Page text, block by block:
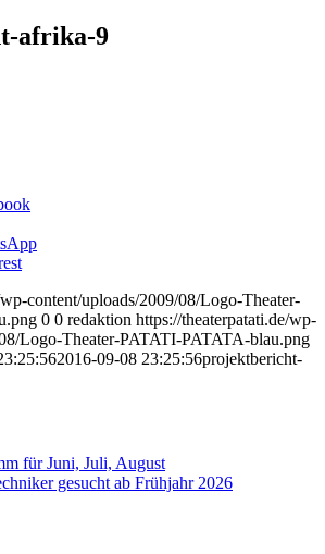
afrika-9
content/uploads/2009/08/Logo-Theater-
0 0 redaktion https://theaterpatati.de/wp-
Logo-Theater-PATATI-PATATA-blau.png
2016-09-08 23:25:56projektbericht-
für Juni, Juli, August
gesucht ab Frühjahr 2026